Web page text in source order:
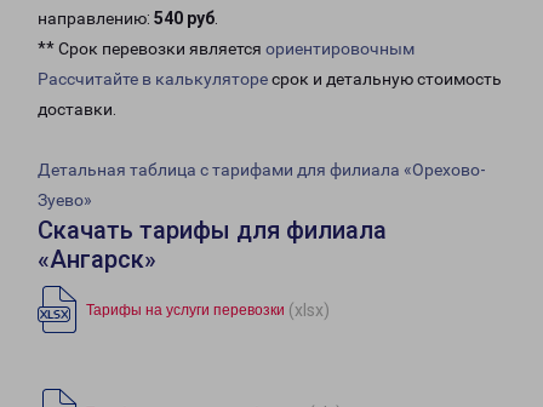
направлению: 540 руб.
** Срок перевозки является ориентировочным
Рассчитайте в калькуляторесрок и детальную стоимость
доставки.
Детальная таблица с тарифами для филиала «Орехово-
Зуево»
Скачать тарифы для филиала
«Ангарск»
Тарифы на услуги перевозки (xlsx)